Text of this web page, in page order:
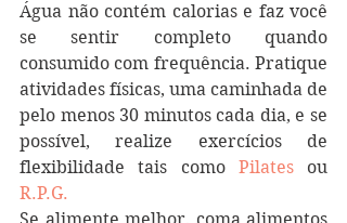
Água não contém calorias e faz você
se sentir completo quando
consumido com frequência. Pratique
atividades físicas, uma caminhada de
pelo menos 30 minutos cada dia, e se
possível, realize exercícios de
flexibilidade tais como Pilates
R.P.G.